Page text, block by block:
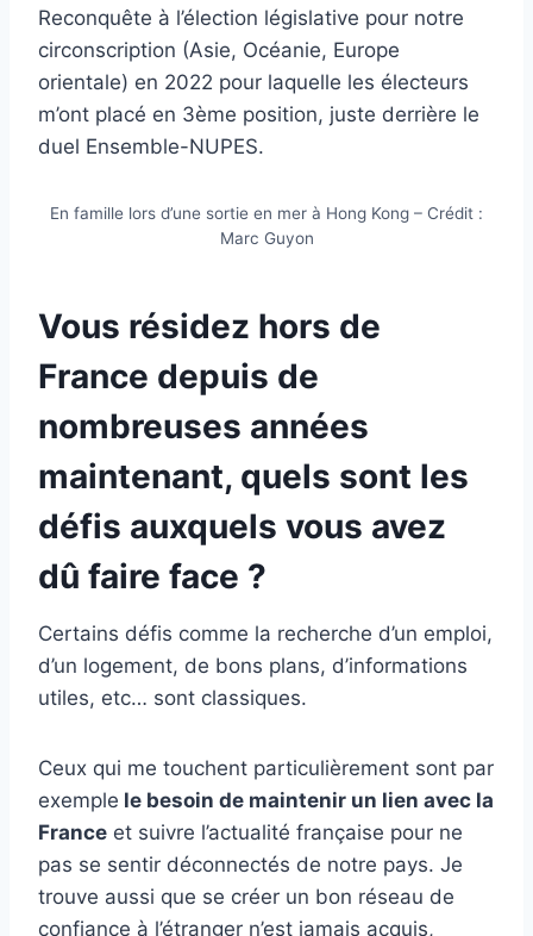
Reconquête à l’élection législative pour notre
circonscription (Asie, Océanie, Europe
orientale) en 2022 pour laquelle les électeurs
m’ont placé en 3ème position, juste derrière le
duel Ensemble-NUPES.
En famille lors d’une sortie en mer à Hong Kong – Crédit :
Marc Guyon
Vous résidez hors de
France depuis de
nombreuses années
maintenant, quels sont les
défis auxquels vous avez
dû faire face ?
Certains défis comme la recherche d’un emploi,
d’un logement, de bons plans, d’informations
utiles, etc… sont classiques.
Ceux qui me touchent particulièrement sont par
exemple le besoin de maintenir un lien avec la
France et suivre l’actualité française pour ne
pas se sentir déconnectés de notre pays. Je
trouve aussi que se créer un bon réseau de
confiance à l’étranger n’est jamais acquis,